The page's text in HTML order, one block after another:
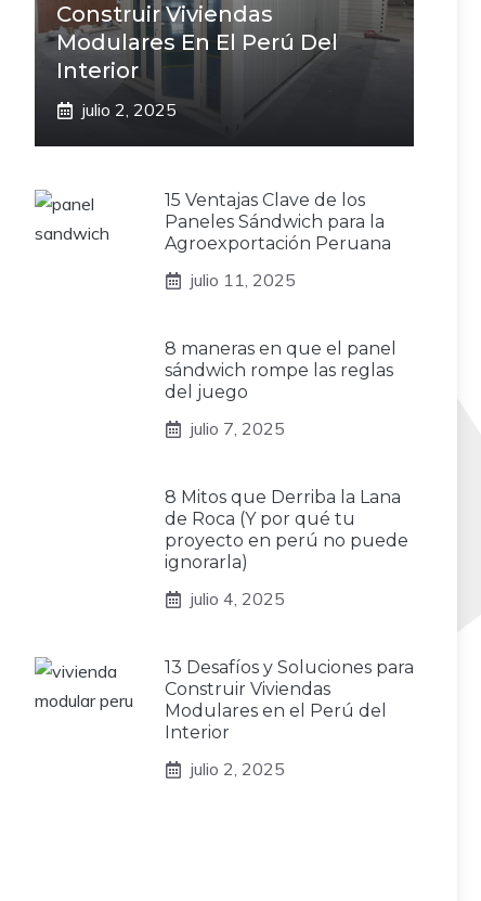
Construir Viviendas
Modulares En El Perú Del
Interior
julio 2, 2025
15 Ventajas Clave de los
Paneles Sándwich para la
Agroexportación Peruana
julio 11, 2025
8 maneras en que el panel
sándwich rompe las reglas
del juego
julio 7, 2025
8 Mitos que Derriba la Lana
de Roca (Y por qué tu
proyecto en perú no puede
ignorarla)
julio 4, 2025
13 Desafíos y Soluciones para
Construir Viviendas
Modulares en el Perú del
Interior
julio 2, 2025